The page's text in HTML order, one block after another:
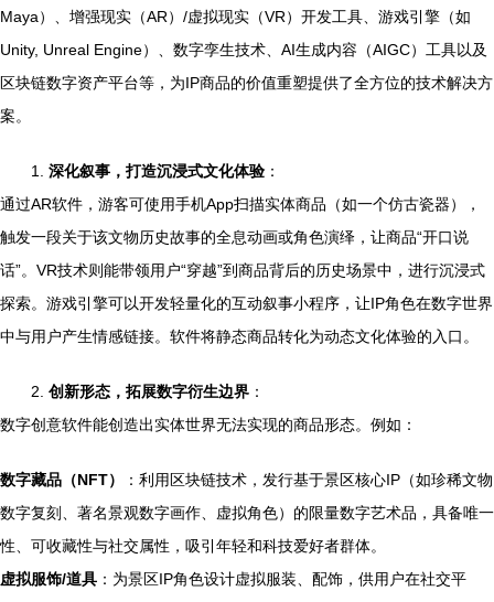
Maya）、增强现实（AR）/虚拟现实（VR）开发工具、游戏引擎（如
Unity, Unreal Engine）、数字孪生技术、AI生成内容（AIGC）工具以及
区块链数字资产平台等，为IP商品的价值重塑提供了全方位的技术解决方
案。
1. 深化叙事，打造沉浸式文化体验 ：
通过AR软件，游客可使用手机App扫描实体商品（如一个仿古瓷器），
触发一段关于该文物历史故事的全息动画或角色演绎，让商品“开口说
话”。VR技术则能带领用户“穿越”到商品背后的历史场景中，进行沉浸式
探索。游戏引擎可以开发轻量化的互动叙事小程序，让IP角色在数字世界
中与用户产生情感链接。软件将静态商品转化为动态文化体验的入口。
2. 创新形态，拓展数字衍生边界 ：
数字创意软件能创造出实体世界无法实现的商品形态。例如：
数字藏品（NFT）
：利用区块链技术，发行基于景区核心IP（如珍稀文物
数字复刻、著名景观数字画作、虚拟角色）的限量数字艺术品，具备唯一
性、可收藏性与社交属性，吸引年轻和科技爱好者群体。
虚拟服饰/道具 ：为景区IP角色设计虚拟服装、配饰，供用户在社交平